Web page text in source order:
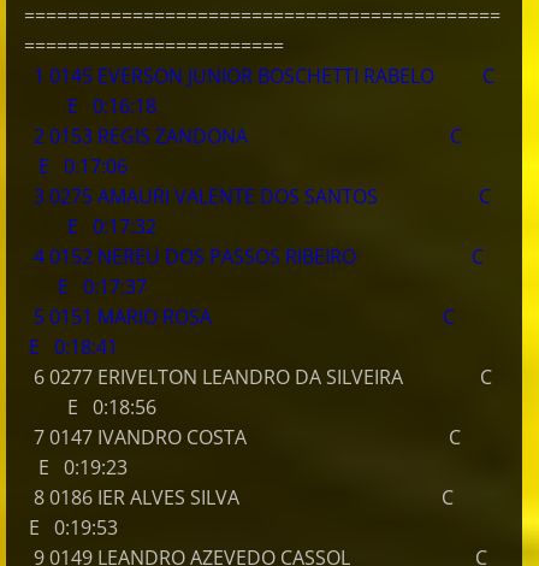
============================================
========================
1 0145 EVERSON JUNIOR BOSCHETTI RABELO C
E 0:16:18
2 0153 REGIS ZANDONA C
E 0:17:06
3 0275 AMAURI VALENTE DOS SANTOS C
E 0:17:32
4 0152 NEREU DOS PASSOS RIBEIRO C
E 0:17:37
5 0151 MARIO ROSA C
E 0:18:41
6 0277 ERIVELTON LEANDRO DA SILVEIRA C
E 0:18:56
7 0147 IVANDRO COSTA C
E 0:19:23
8 0186 IER ALVES SILVA C
E 0:19:53
9 0149 LEANDRO AZEVEDO CASSOL C